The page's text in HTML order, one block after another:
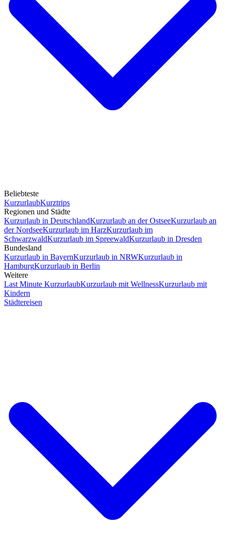
Beliebteste
KurzurlaubKurztrips
Regionen und Städte
Kurzurlaub in DeutschlandKurzurlaub an der OstseeKurzurlaub an
der NordseeKurzurlaub im HarzKurzurlaub im
SchwarzwaldKurzurlaub im SpreewaldKurzurlaub in Dresden
Bundesland
Kurzurlaub in BayernKurzurlaub in NRWKurzurlaub in
HamburgKurzurlaub in Berlin
Weitere
Last Minute KurzurlaubKurzurlaub mit WellnessKurzurlaub mit
Kindern
Städtereisen